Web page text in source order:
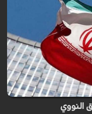
النووي